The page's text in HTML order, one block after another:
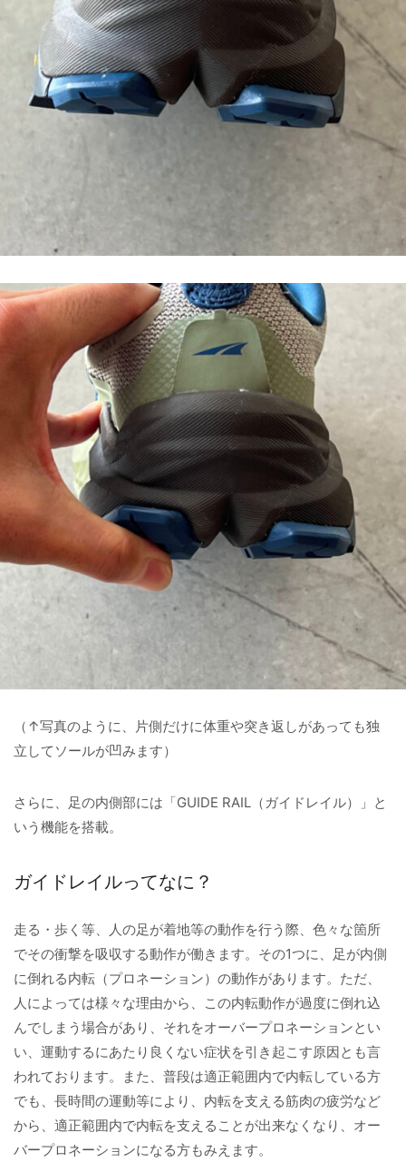
（↑写真のように、片側だけに体重や突き返しがあっても独
立してソールが凹みます）
さらに、足の内側部には「GUIDE RAIL（ガイドレイル）」と
いう機能を搭載。
ガイドレイルってなに？
走る・歩く等、人の足が着地等の動作を行う際、色々な箇所
でその衝撃を吸収する動作が働きます。その1つに、足が内側
に倒れる内転（プロネーション）の動作があります。ただ、
人によっては様々な理由から、この内転動作が過度に倒れ込
んでしまう場合があり、それをオーバープロネーションとい
い、運動するにあたり良くない症状を引き起こす原因とも言
われております。また、普段は適正範囲内で内転している方
でも、長時間の運動等により、内転を支える筋肉の疲労など
から、適正範囲内で内転を支えることが出来なくなり、オー
バープロネーションになる方もみえます。